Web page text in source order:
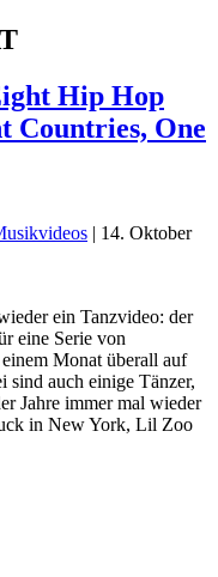
Hip Hop
Countries, One
| 14. Oktober
ein Tanzvideo: der
eine Serie von
Monat überall auf
sind auch einige Tänzer,
Jahre immer mal wieder
in New York, Lil Zoo